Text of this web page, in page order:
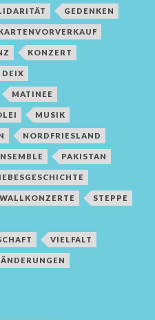
GEDENKEN
KONZERT
DEIX
MATINEE
MUSIK
NORDFRIESLAND
PAKISTAN
STEPPE
VIELFALT